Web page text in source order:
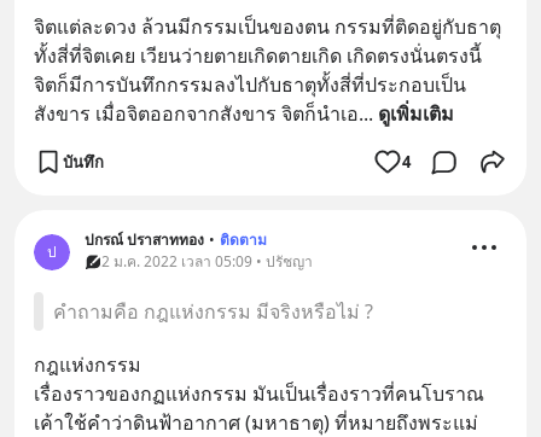
จิตแต่ละดวง ล้วนมีกรรมเป็นของตน กรรมที่ติดอยู่กับธาตุ
ทั้งสี่ที่จิตเคย เวียนว่ายตายเกิดตายเกิด เกิดตรงนั่นตรงนี้
จิตก็มีการบันทึกกรรมลงไปกับธาตุทั้งสี่ที่ประกอบเป็น
สังขาร เมื่อจิตออกจากสังขาร จิตก็นำเอ... ดูเพิ่มเติม
บันทึก 4
ป
ปกรณ์ ปราสาททอง • ติดตาม
2 ม.ค. 2022 เวลา 05:09 • ปรัชญา
คำถามคือ กฎแห่งกรรม มีจริงหรือไม่ ?
กฎแห่งกรรม
เรื่องราวของกฏแห่งกรรม มันเป็นเรื่องราวที่คนโบราณ
เค้าใช้คำว่าดินฟ้าอากาศ (มหาธาตุ) ที่หมายถึงพระแม่